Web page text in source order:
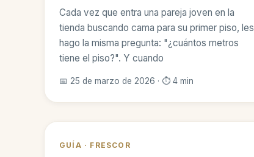
Cada vez que entra una pareja joven en la
tienda buscando cama para su primer piso, les
hago la misma pregunta: "¿cuántos metros
tiene el piso?". Y cuando
📅 25 de marzo de 2026 · ⏱️ 4 min
GUÍA · FRESCOR